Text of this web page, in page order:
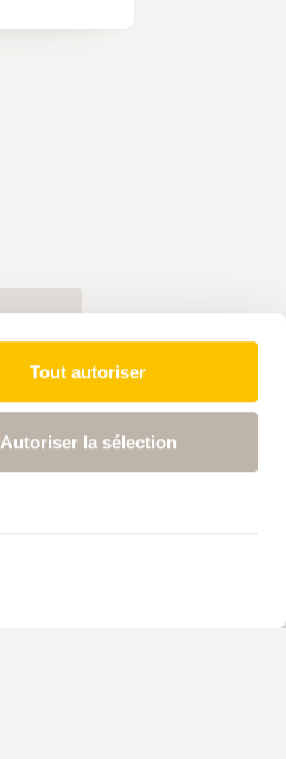
Tout autoriser
Autoriser la sélection